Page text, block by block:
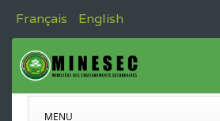
Français English
MENU